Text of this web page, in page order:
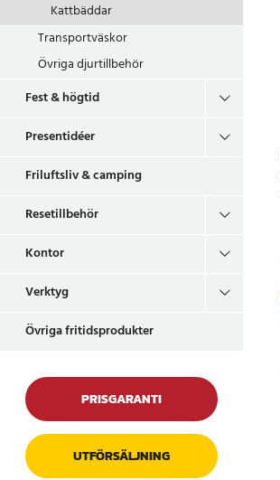
Kattbäddar
Transportväskor
Övriga djurtillbehör
Fest & högtid
Presentidéer
Friluftsliv & camping
Resetillbehör
Kontor
Verktyg
Övriga fritidsprodukter
PRISGARANTI
UTFÖRSÄLJNING